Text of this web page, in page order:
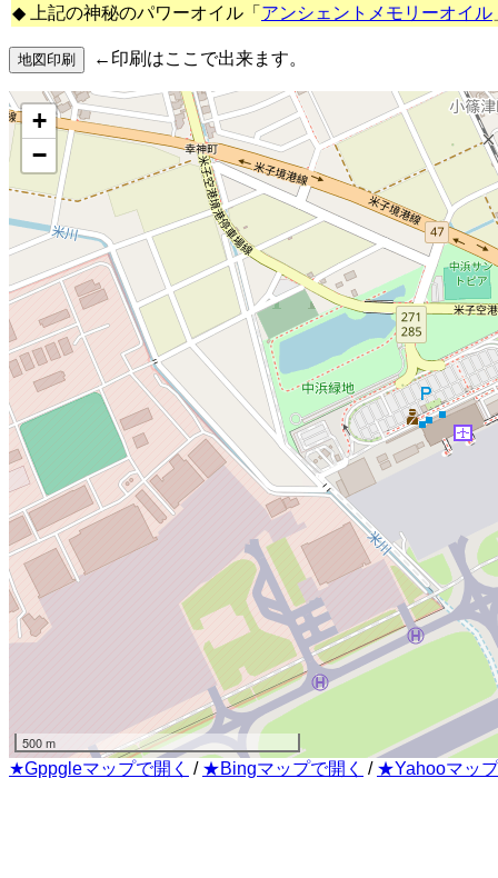
◆ 上記の神秘のパワーオイル「 アンシェントメモリーオイル
←印刷はここで出来ます。
+
−
500 m
★Gppgleマップで開く / ★Bingマップで開く / ★Yahooマッ